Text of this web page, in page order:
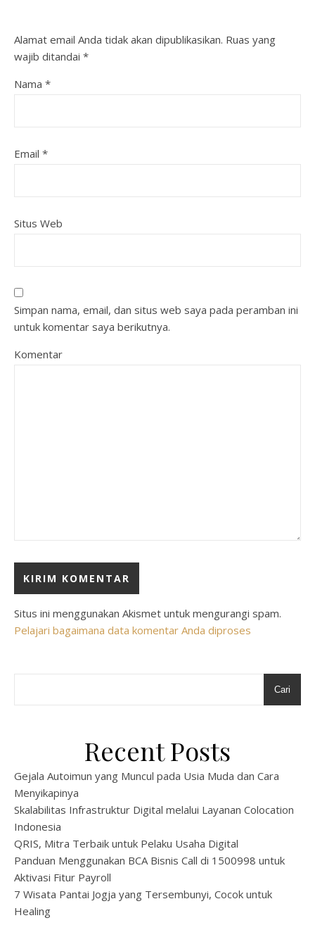
Alamat email Anda tidak akan dipublikasikan. Ruas yang
wajib ditandai *
Nama *
Email *
Situs Web
Simpan nama, email, dan situs web saya pada peramban ini
untuk komentar saya berikutnya.
Komentar
Situs ini menggunakan Akismet untuk mengurangi spam.
Pelajari bagaimana data komentar Anda diproses
Cari
Recent Posts
Gejala Autoimun yang Muncul pada Usia Muda dan Cara
Menyikapinya
Skalabilitas Infrastruktur Digital melalui Layanan Colocation
Indonesia
QRIS, Mitra Terbaik untuk Pelaku Usaha Digital
Panduan Menggunakan BCA Bisnis Call di 1500998 untuk
Aktivasi Fitur Payroll
7 Wisata Pantai Jogja yang Tersembunyi, Cocok untuk
Healing